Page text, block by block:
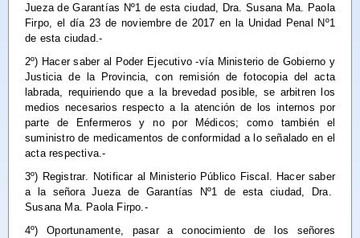
Jueza de Garantías Nº1 de esta ciudad, Dra. Susana Ma. Paola
Firpo, el día 23 de noviembre de 2017 en la Unidad Penal Nº1
de esta ciudad.-
2º) Hacer saberal Poder Ejecutivo -vía Ministerio de Gobierno y
Justicia de la Provincia, con remisión de fotocopia del acta
labrada, requiriendo que a la brevedad posible, se arbitren los
medios necesarios respecto a la atención de los internos por
parte de Enfermeros y no por Médicos; como también el
suministro de medicamentos de conformidad a lo señalado en el
acta respectiva.-
3º) Registrar. Notificaral Ministerio Público Fiscal.
Hacer saber
a la señora Jueza de Garantías Nº1 de esta ciudad, Dra.
Susana Ma. Paola Firpo.-
4º) Oportunamente, pasara conocimiento de los señores